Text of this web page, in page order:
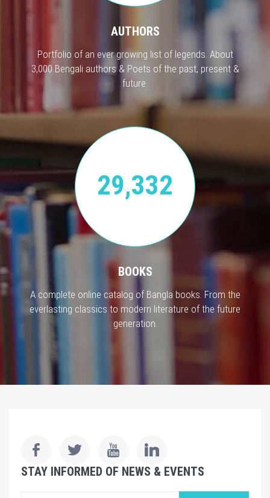
AUTHORS
Portfolio of an ever growing list of legends. About
3,000 Bengali authors & Poets of the past, present &
future.
29,332
BOOKS
A complete online catalog of Bangla books. From the
everlasting classics to modern literature of the future
generation.
STAY INFORMED OF NEWS & EVENTS